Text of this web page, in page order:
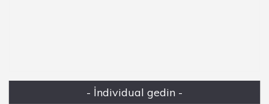
- İndividual gedin -